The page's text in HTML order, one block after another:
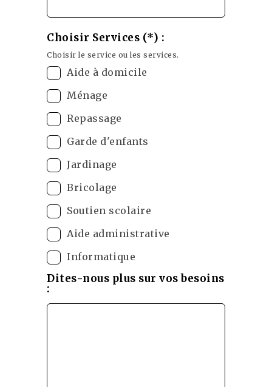
Choisir Services (*) :
Choisir le service ou les services.
Aide à domicile
Ménage
Repassage
Garde d'enfants
Jardinage
Bricolage
Soutien scolaire
Aide administrative
Informatique
Dites-nous plus sur vos besoins
: